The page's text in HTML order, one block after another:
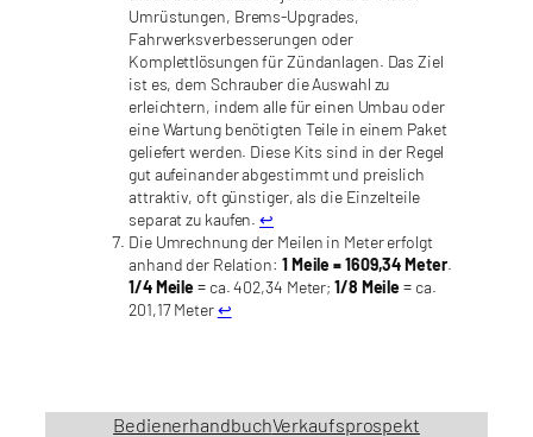
Umrüstungen, Brems-Upgrades,
Fahrwerksverbesserungen oder
Komplettlösungen für Zündanlagen. Das Ziel
ist es, dem Schrauber die Auswahl zu
erleichtern, indem alle für einen Umbau oder
eine Wartung benötigten Teile in einem Paket
geliefert werden. Diese Kits sind in der Regel
gut aufeinander abgestimmt und preislich
attraktiv, oft günstiger, als die Einzelteile
separat zu kaufen.↩︎
Die Umrechnung der Meilen in Meter erfolgt
anhand der Relation: 1 Meile = 1609,34 Meter.
1/4 Meile= ca. 402,34 Meter;1/8 Meile= ca.
201,17 Meter↩︎
BedienerhandbuchVerkaufsprospekt